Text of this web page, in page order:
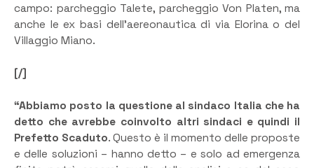
campo: parcheggio Talete, parcheggio Von Platen, ma
anche le ex basi dell’aereonautica di via Elorina o del
Villaggio Miano.
[/]
“Abbiamo posto la questione al sindaco Italia che ha
detto che avrebbe coinvolto altri sindaci e quindi il
Prefetto Scaduto. Questo è il momento delle proposte
e delle soluzioni – hanno detto – e solo ad emergenza